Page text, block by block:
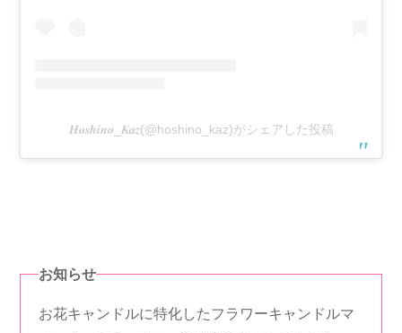
𝑯𝒐𝒔𝒉𝒊𝒏𝒐_𝑲𝒂𝒛(@hoshino_kaz)がシェアした投稿
お知らせ
お花キャンドルに特化したフラワーキャンドルマ